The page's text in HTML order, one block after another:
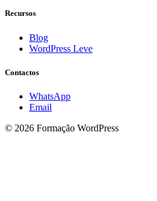
Recursos
Blog
WordPress Leve
Contactos
WhatsApp
Email
© 2026 Formação WordPress